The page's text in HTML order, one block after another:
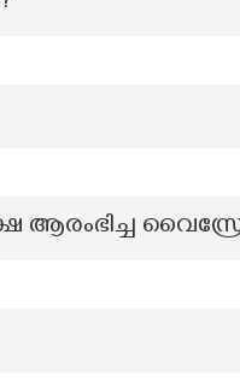
ആരംഭിച്ച